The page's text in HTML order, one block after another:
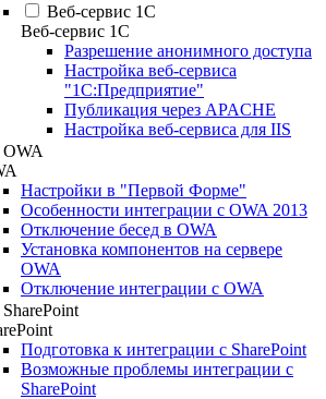
Веб-сервис 1С
Веб-сервис 1С
Разрешение анонимного доступа
Настройка веб-сервиса
"1С:Предприятие"
Публикация через APACHE
Настройка веб-сервиса для IIS
OWA
Настройки в "Первой Форме"
Особенности интеграции с OWA 2013
Отключение бесед в OWA
Установка компонентов на сервере
OWA
Отключение интеграции с OWA
SharePoint
Подготовка к интеграции с SharePoint
Возможные проблемы интеграции с
SharePoint